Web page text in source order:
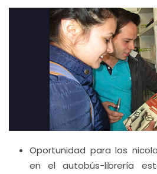
Oportunidad para los
en el autobús-librería